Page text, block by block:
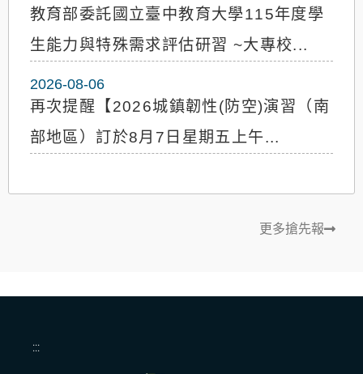
教育部委託國立臺中教育大學115年度學
生能力與特殊需求評估研習 ~大專校...
2026-08-06
再次提醒【2026城鎮韌性(防空)演習（南
部地區）訂於8月7日星期五上午...
更多搶先報
:::